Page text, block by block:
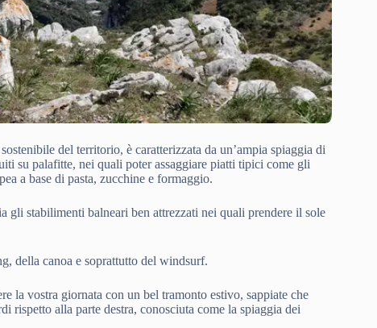
del territorio, è caratterizzata da un’ampia spiaggia di
su palafitte, nei quali poter assaggiare piatti tipici come gli
a base di pasta, zucchine e formaggio.
stabilimenti balneari ben attrezzati nei quali prendere il sole
della canoa e soprattutto del windsurf.
la vostra giornata con un bel tramonto estivo, sappiate che
rispetto alla parte destra, conosciuta come la spiaggia dei